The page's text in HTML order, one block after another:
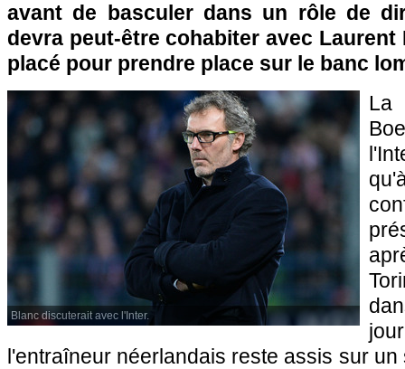
avant de basculer dans un rôle de
devra peut-être cohabiter avec
placé pour prendre place sur le banc
Blanc discuterait avec l'Inter.
La
l'entraîneur néerlandais reste assis sur